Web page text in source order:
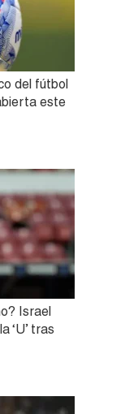
del fútbol
este
Israel
‘U’ tras